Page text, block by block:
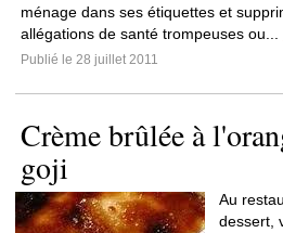
ménage dans ses étiquettes et
allégations de santé trompeuses ou...
Publié le 28 juillet 2011
Crème brûlée à
goji
Au
dessert,